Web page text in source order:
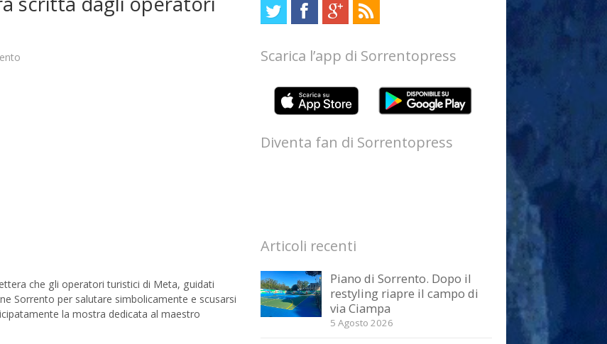
che gli operatori turistici di Meta, guidati
Sorrento per salutare simbolicamente e scusarsi
la mostra dedicata al maestro
Scarica l’app di Sorrentopress
Diventa fan di Sorrentopress
Articoli recenti
Piano di Sorrento. Dopo il
restyling riapre il campo di
via Ciampa
5 Agosto 2026